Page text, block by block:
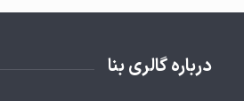
درباره گالری بنا